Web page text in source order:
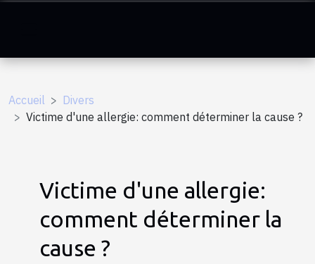
Accueil
Divers
Victime d'une allergie: comment déterminer la cause ?
Victime d'une allergie:
comment déterminer la
cause ?